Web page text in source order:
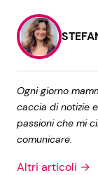
Ogni giorno
caccia di notizie
passioni che mi
comunicare.
Altri articoli →